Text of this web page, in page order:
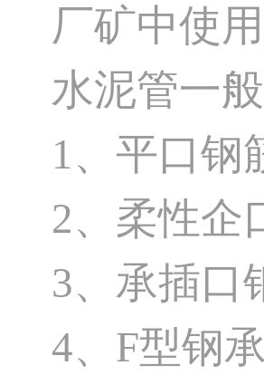
厂矿中使
水泥管一
1、平口钢
2、柔性企
3、承插口
4、F型钢